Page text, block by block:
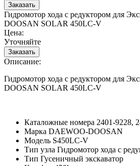
Гидромотор хода с редуктором для
DOOSAN SOLAR 450LC-V
Цена:
Уточняйте
Описание:
Гидромотор хода с редуктором для
DOOSAN SOLAR 450LC-V
Каталожные номера 2401-9228,
Марка DAEWOO-DOOSAN
Модель S450LC-V
Тип узла Гидромотор хода с
Тип Гусеничный экскаватор